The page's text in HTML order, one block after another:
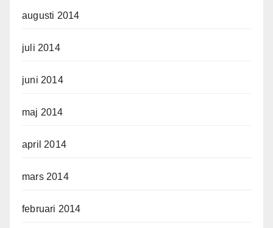
augusti 2014
juli 2014
juni 2014
maj 2014
april 2014
mars 2014
februari 2014